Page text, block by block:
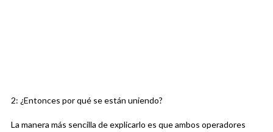
2: ¿Entonces por qué se están uniendo?
La manera más sencilla de explicarlo es que ambos operadores